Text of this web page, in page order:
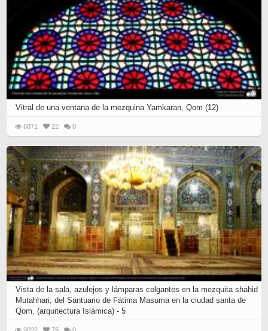
Vitral de una ventana de la mezquina Yamkaran, Qom (12)
6871 22 0
Vista de la sala, azulejos y lámparas colgantes en la mezquita shahid
Mutahhari, del Santuario de Fátima Masuma en la ciudad santa de
Qom. (arquitectura Islámica) - 5